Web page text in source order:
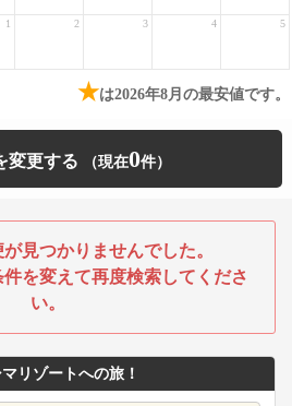
1 2 3 4 5
★は2026年8月の最安値です。
変更する 0
見つかりませんでした。
を変えて再度検索してくださ
い。
リゾートへの旅！